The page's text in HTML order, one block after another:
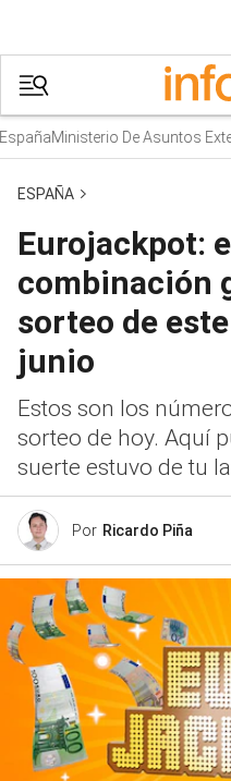
Ministerio De Asuntos
ESPAÑA
Eurojackpot:
combinación
sorteo de
junio
Estos son los
sorteo de hoy. Aquí
suerte estuvo de tu
Por Ricardo Piña